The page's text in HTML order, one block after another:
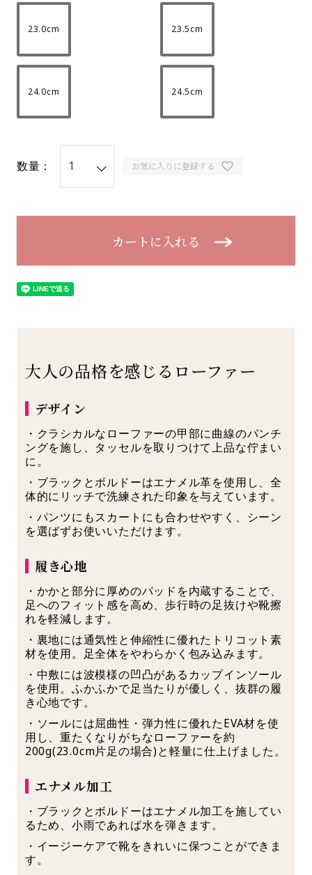
23.0cm 23.5cm
24.0cm 24.5cm
数量： お気に入りに登録する
カートに入れる
大人の品格を感じるローファー
デザイン
・クラシカルなローファーの甲部に曲線のパンチ
ングを施し、タッセルを取りつけて上品な佇まい
に。
・ブラックとボルドーはエナメル革を使用し、全
体的にリッチで洗練された印象を与えています。
・パンツにもスカートにも合わせやすく、シーン
を選ばずお使いいただけます。
履き心地
・かかと部分に厚めのパッドを内蔵することで、
足へのフィット感を高め、歩行時の足抜けや靴擦
れを軽減します。
・裏地には通気性と伸縮性に優れたトリコット素
材を使用。足全体をやわらかく包み込みます。
・中敷には波模様の凹凸があるカップインソール
を使用。ふかふかで足当たりが優しく、抜群の履
き心地です。
・ソールには屈曲性・弾力性に優れたEVA材を使
用し、重たくなりがちなローファーを約
200g(23.0cm片足の場合)と軽量に仕上げました。
エナメル加工
・ブラックとボルドーはエナメル加工を施してい
るため、小雨であれば水を弾きます。
・イージーケアで靴をきれいに保つことができま
す。